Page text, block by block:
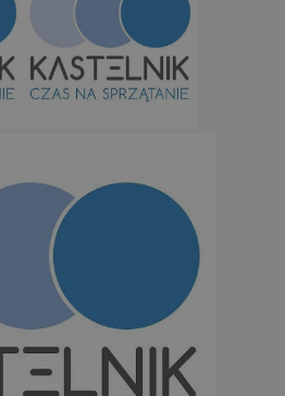
cookie umożliwiają korzystanie z podstawowych
użytkownika i zarządzanie kontem. Bez
korzystać ze strony internetowej.
orzesze.com.pl